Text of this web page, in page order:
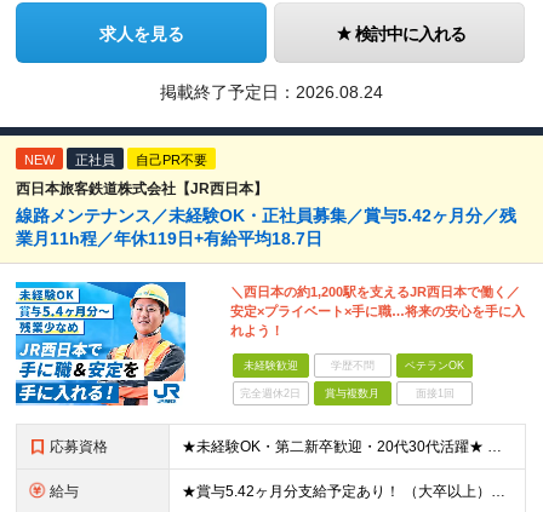
求人を見る 検討中に入れる
掲載終了予定日： 2026.08.24
NEW 正社員 自己PR不要
西日本旅客鉄道株式会社【JR西日本】
線路メンテナンス／未経験OK・正社員募集／賞与5.42ヶ月分／残
業月11h程／年休119日+有給平均18.7日
＼西日本の約1,200駅を支えるJR西日本で働く／
安定×プライベート×手に職…将来の安心を手に入
れよう！
未経験歓迎 学歴不問 ベテランOK
完全週休2日 賞与複数月 面接1回
応募資格 ★未経験OK・第二新卒歓迎・20代30代活躍★ ☆高卒以上 ☆社会人経験（就労経験）がある方 業界・ポジション・年数は不問です！ 「誰もが知る大手企業で働きたい」 「1人より、チームで仕事がした
給与 ★賞与5.42ヶ月分支給予定あり！ （大卒以上）月給24万1,692円～39万5,780円＋各種手当＋賞与2回 （高卒以上）月給22万2,662円～39万5,780円＋各種手当＋賞与2回 ※上記は2